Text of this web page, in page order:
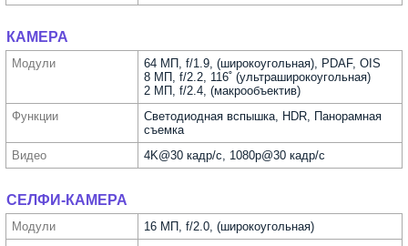
КАМЕРА
Модули
64 МП, f/1.9, (широкоугольная), PDAF, OIS
8 МП, f/2.2, 116˚ (ультра­широкоугольная)
2 МП, f/2.4, (макрообъектив)
Функ­ции
Светодиодная вспышка, HDR, Панорамная
съемка
Видео
4K@30 кадр/с, 1080p@30 кадр/с
СЕЛФИ-КАМЕРА
Модули
16 МП, f/2.0, (широкоугольная)